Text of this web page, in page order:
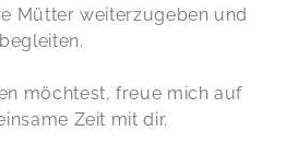
Mütter weiterzugeben und
möchtest, freue mich auf
Zeit mit dir.